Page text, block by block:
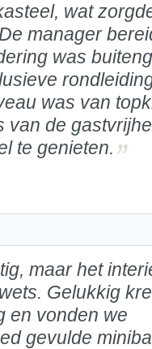
wat
manager
was
was van
van de
te genieten.
maar het
Gelukkig
en vonden we
gevulde